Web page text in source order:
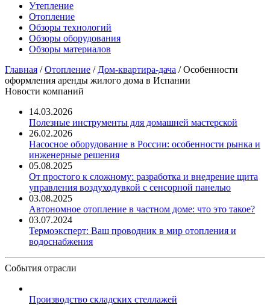
Утепление
Отопление
Обзоры технологий
Обзоры оборудования
Обзоры материалов
Главная /Отопление / Дом-квартира-дача /Особенности
оформления аренды жилого дома в Испании
Новости компаний
14.03.2026
Полезные инструменты для домашней мастерской
26.02.2026
Насосное оборудование в России: особенности рынка и
инженерные решения
05.08.2025
От простого к сложному: разработка и внедрение щита
управления воздуходувкой с сенсорной панелью
03.08.2025
Автономное отопление в частном доме: что это такое?
03.07.2024
Термоэксперт: Ваш проводник в мир отопления и
водоснабжения
События отрасли
Производство складских стеллажей